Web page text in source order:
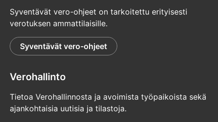
Syventävät vero-ohjeet on tarkoitettu erityisesti
verotuksen ammattilaisille.
Syventävät vero-ohjeet
Verohallinto
Tietoa Verohallinnosta ja avoimista työpaikoista sekä
ajankohtaisia uutisia ja tilastoja.